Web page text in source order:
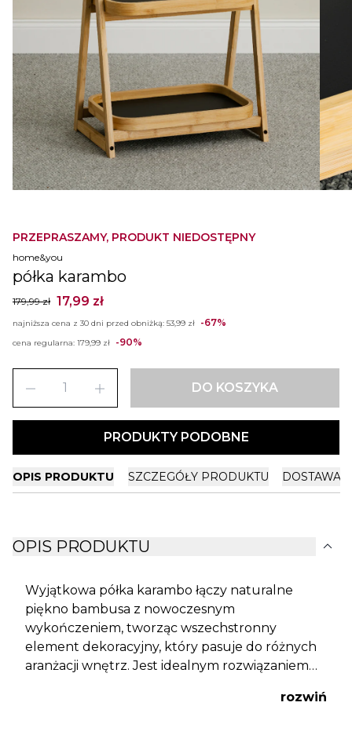
PRZEPRASZAMY, PRODUKT NIEDOSTĘPNY
home&you
półka karambo
179,99 zł 17,99 zł
najniższa cena z 30 dni przed obniżką: 53,99 zł -67%
cena regularna: 179,99 zł -90%
remove add DO KOSZYKA
PRODUKTY PODOBNE
OPIS PRODUKTU SZCZEGÓŁY PRODUKTU DOSTAWA
OPIS PRODUKTU expand_more
Wyjątkowa półka karambo łączy naturalne
piękno bambusa z nowoczesnym
wykończeniem, tworząc wszechstronny
element dekoracyjny, który pasuje do różnych
aranżacji wnętrz. Jest idealnym rozwiązaniem
przedmiotów w różnych pomieszczeniach,rozwiń